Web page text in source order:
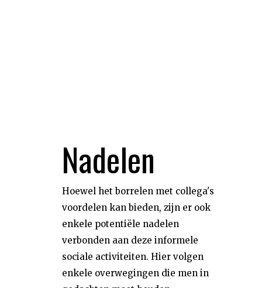
Nadelen
Hoewel het borrelen met collega's
voordelen kan bieden, zijn er ook
enkele potentiële nadelen
verbonden aan deze informele
sociale activiteiten. Hier volgen
enkele overwegingen die men in